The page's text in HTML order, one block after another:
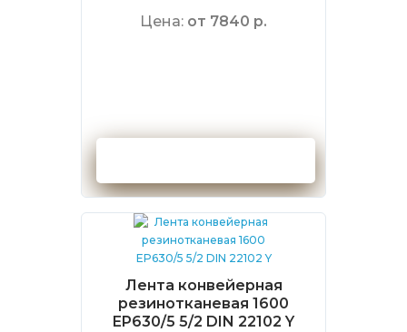
Цена: от 7840 р.
Лента конвейерная
резинотканевая 1600
EP630/5 5/2 DIN 22102 Y